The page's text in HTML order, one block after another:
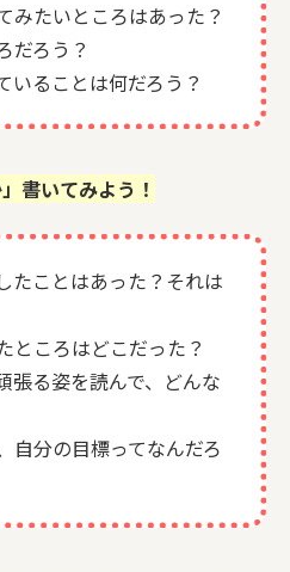
みたいところはあった？
だろう？
ることは何だろう？
書いてみよう！
たことはあった？それは
ところはどこだった？
張る姿を読んで、どんな
自分の目標ってなんだろ